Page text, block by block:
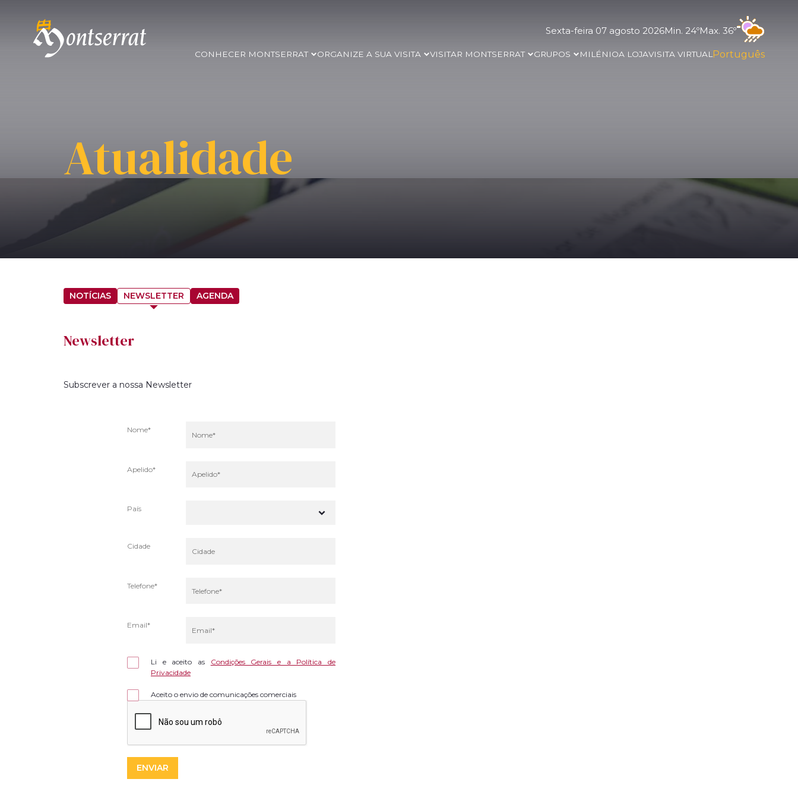
Sexta-feira 07 agosto 2026Min. 24ºMax. 36º
CONHECER MONTSERRAT ORGANIZE A SUA VISITA VISITAR MONTSERRAT GRUPOS MILÉNIOA LOJAVISITA VIRTUAL Português
Atualidade
NOTÍCIAS NEWSLETTER AGENDA
Newsletter
Subscrever a nossa Newsletter
Nome*
Apelido*
País
Cidade
Telefone*
Email*
Li e aceito as Condições Gerais e a Política de
Privacidade
Aceito o envio de comunicações comerciais
ENVIAR